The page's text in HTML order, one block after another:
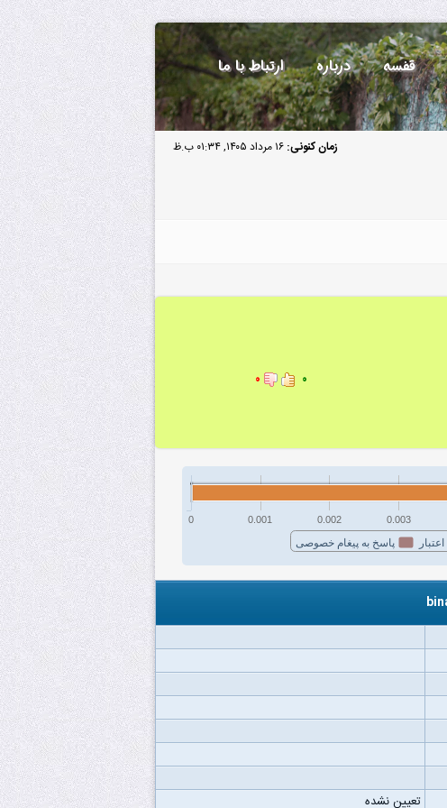
قفسه درباره ارتباط با ما
زمان کنونی: ۱۶ مرداد ۱۴۰۵, ۰۱:۳۴ ب.ظ
۰ ۰
اعتبار پاسخ به پیغام خصوصی
0 0.001 0.002 0.003
تعیین نشده